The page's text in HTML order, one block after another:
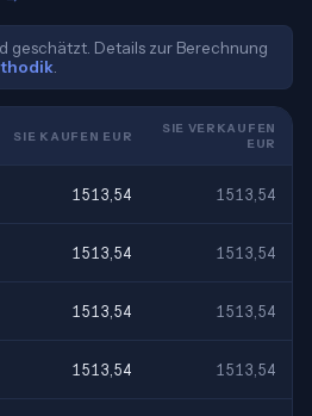
geschätzt. Details zur Berechnung
SIE KAUFEN EUR
SIE VERKAUFEN
EUR
1513,54 1513,54
1513,54 1513,54
1513,54 1513,54
1513,54 1513,54